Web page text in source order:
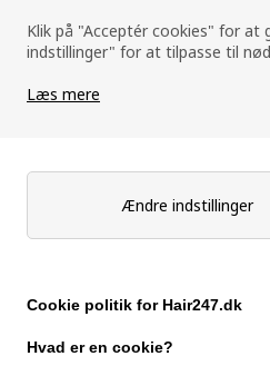
Klik på "Acceptér cookies" for at
indstillinger" for at tilpasse til
Læs mere
Ændre indstillinger
Cookie politik for Hair247.dk
Hvad er en cookie?